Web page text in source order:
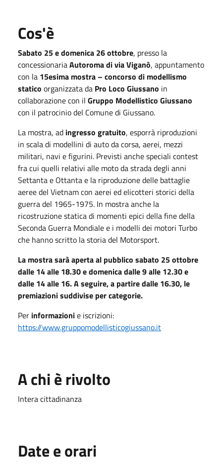
Cos'è
Sabato 25 e domenica 26 ottobre, presso la
concessionariaAutoroma di via Viganò, appuntamento
con la 15esima mostra – concorso di modellismo
statico organizzata da Pro Loco Giussano in
collaborazione con il Gruppo Modellistico Giussano
con il patrocinio del Comune di Giussano.
La mostra, ad ingresso gratuito, esporrà riproduzioni
in scala di modellini di auto da corsa, aerei, mezzi
militari, navi e figurini. Previsti anche speciali contest
fra cui quelli relativi alle moto da strada degli anni
Settanta e Ottanta e la riproduzione delle battaglie
aeree del Vietnam con aerei ed elicotteri storici della
guerra del 1965-1975. In mostra anche la
ricostruzione statica di momenti epici della fine della
Seconda Guerra Mondiale e i modelli dei motori Turbo
che hanno scritto la storia del Motorsport.
La mostra sarà aperta al pubblico sabato 25 ottobre
dalle 14 alle 18.30 e domenica dalle 9 alle 12.30 e
dalle 14 alle 16. A seguire, a partire dalle 16.30, le
premiazioni suddivise per categorie.
Per informazionie iscrizioni:
https://www.gruppomodellisticogiussano.it
A chi è rivolto
Intera cittadinanza
Date e orari